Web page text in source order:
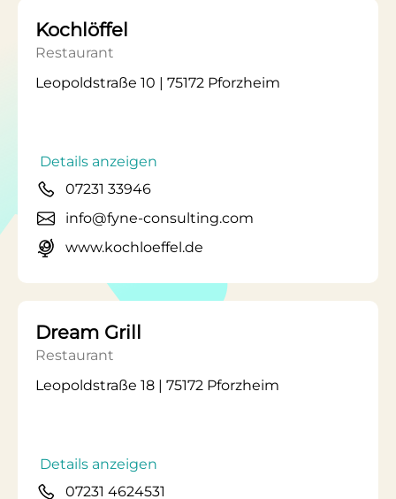
Kochlöffel
Restaurant
Leopoldstraße 10 | 75172 Pforzheim
Details anzeigen
07231 33946
info@fyne-consulting.com
www.kochloeffel.de
Dream Grill
Restaurant
Leopoldstraße 18 | 75172 Pforzheim
Details anzeigen
07231 4624531